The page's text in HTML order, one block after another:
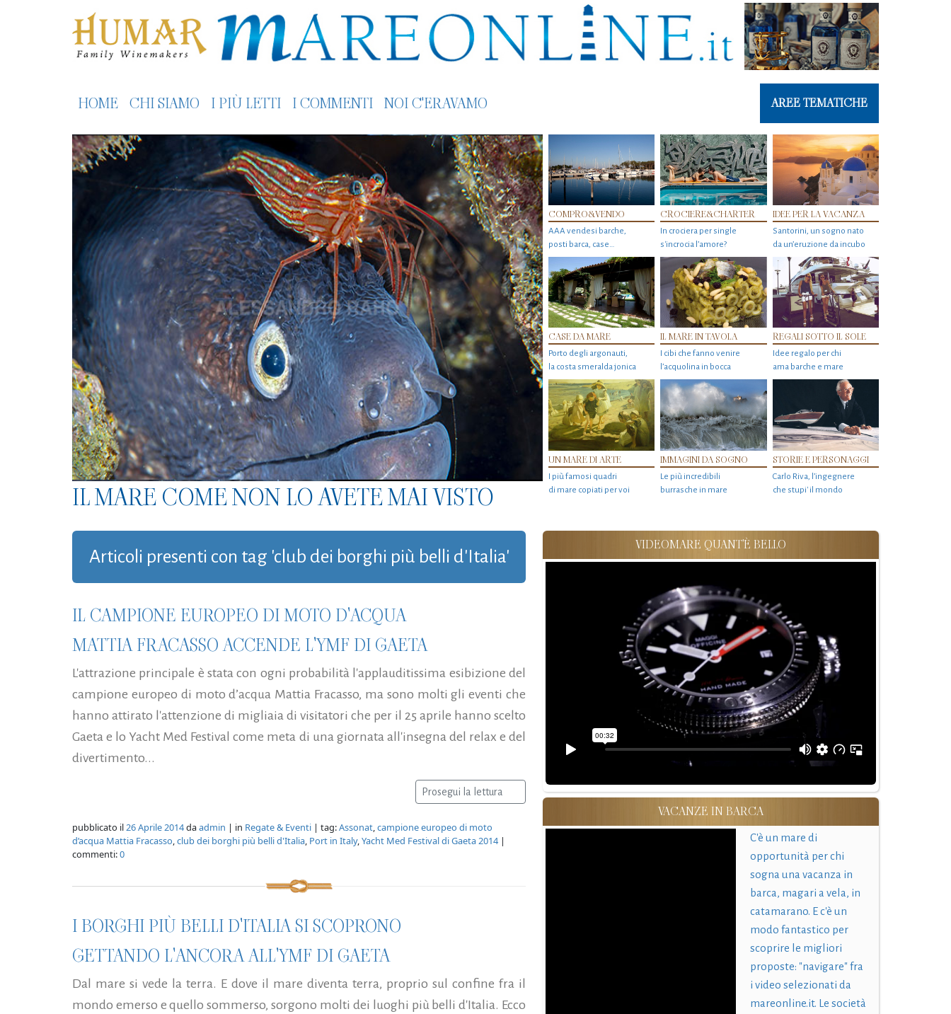
HOME CHI SIAMO I PIÙ LETTI I COMMENTI NOI C'ERAVAMO AREE TEMATICHE
IL MARE COME NON LO AVETE MAI VISTO
COMPRO&VENDO
AAA vendesi barche,
posti barca, case…
CROCIERE&CHARTER
In crociera per single
s'incrocia l’amore?
IDEE PER LA VACANZA
Santorini, un sogno nato
da un’eruzione da incubo
CASE DA MARE
Porto degli argonauti,
la costa smeralda jonica
IL MARE IN TAVOLA
I cibi che fanno venire
l’acquolina in bocca
REGALI SOTTO IL SOLE
Idee regalo per chi
ama barche e mare
UN MARE DI ARTE
I più famosi quadri
di mare copiati per voi
IMMAGINI DA SOGNO
Le più incredibili
burrasche in mare
STORIE E PERSONAGGI
Carlo Riva, l’ingegnere
che stupi' il mondo
Articoli presenti con tag 'club dei borghi più belli d'Italia'
IL CAMPIONE EUROPEO DI MOTO D'ACQUA
MATTIA FRACASSO ACCENDE L'YMF DI GAETA
L'attrazione principale è stata con ogni probabilità l'applauditissima esibizione del
campione europeo di moto d’acqua Mattia Fracasso, ma sono molti gli eventi che
hanno attirato l'attenzione di migliaia di visitatori che per il 25 aprile hanno scelto
Gaeta e lo Yacht Med Festival come meta di una giornata all'insegna del relax e del
divertimento...
Prosegui la lettura
pubblicato il26 Aprile 2014daadmin | in Regate & Eventi | tag:Assonat,campione europeo di moto
d’acqua Mattia Fracasso,club dei borghi più belli d'Italia, Port in Italy,Yacht Med Festival di Gaeta 2014 |
commenti:0
I BORGHI PIÙ BELLI D'ITALIA SI SCOPRONO
GETTANDO L'ANCORA ALL'YMF DI GAETA
Dal mare si vede la terra. E dove il mare diventa terra, proprio sul confine fra il
mondo emerso e quello sommerso, sorgono molti dei luoghi più belli d'Italia. Ecco
VIDEOMARE QUANT'È BELLO
VACANZE IN BARCA
C'è un mare di
opportunità per chi
sogna una vacanza in
barca, magari a vela, in
catamarano. E c'è un
modo fantastico per
scoprire le migliori
proposte: "navigare" fra
i video selezionati da
mareonline.it. Le società